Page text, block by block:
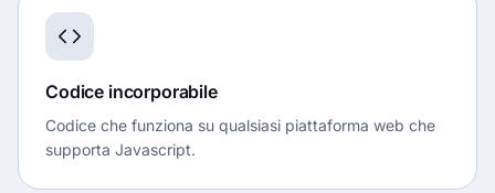
Codice incorporabile
Codice che funziona su qualsiasi piattaforma web che
supporta Javascript.